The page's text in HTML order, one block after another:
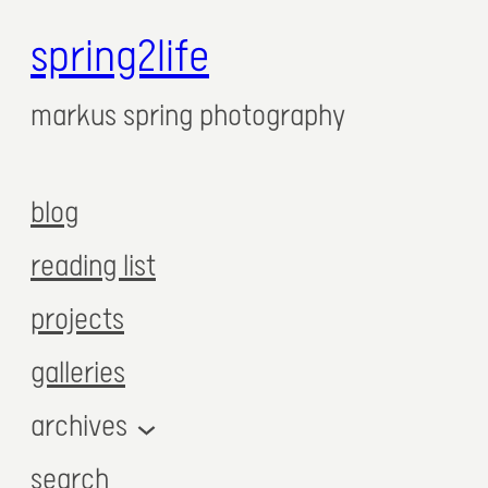
spring2life
markus spring photography
blog
reading list
projects
galleries
archives
search